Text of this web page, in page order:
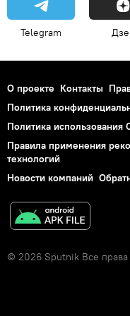
Telegram
О проекте Контакты
Политика
Политика использования
Правила применения
технологий
Новости компаний
© 2026 Sputnik Все